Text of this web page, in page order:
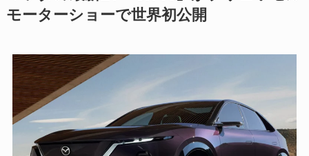
モーターショーで世界初公開